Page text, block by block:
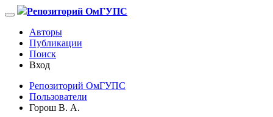
Репозиторий ОмГУПС
Авторы
Публикации
Поиск
Вход
Репозиторий ОмГУПС
Пользователи
Горош В. А.